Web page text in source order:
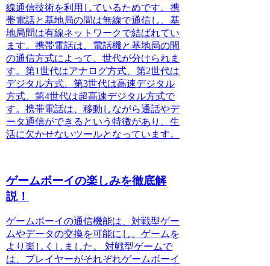
線通信技術を利用しているためです。携
帯電話と基地局の間は無線で通信し、基
地局間は有線ネットワークで結ばれてい
ます。携帯電話は、電話機と基地局の間
の通信方式によって、世代が分けられま
す。第1世代はアナログ方式、第2世代は
デジタル方式、第3世代は高速デジタル
方式、第4世代は超高速デジタル方式で
す。携帯電話は、移動しながら通話やデ
ータ通信ができるという特徴があり、生
活に欠かせないツールとなっています。
ゲームボーイの楽しみを徹底解
説！
ゲームボーイの通信機能は、対戦型ゲー
ムやデータの交換を可能にし、ゲームを
より楽しくしました。
対戦型ゲームで
は、プレイヤーがそれぞれゲームボーイ